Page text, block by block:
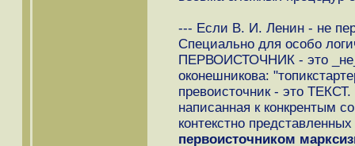
--- Если В. И. Ленин - не
Специально для особо
ПЕРВОИСТОЧНИК - это
оконешникова:
превоисточник - это
написанная к конкрентым
контекстно
первоисточником